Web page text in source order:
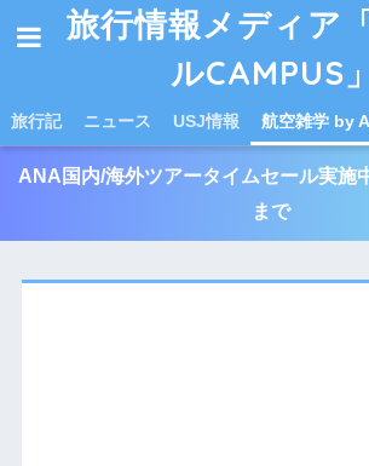
旅行情報メディア
ルCAMPUS」
旅行記 ニュース USJ情報 航空雑学 by
ANA国内/海外ツアータイムセール実施
まで